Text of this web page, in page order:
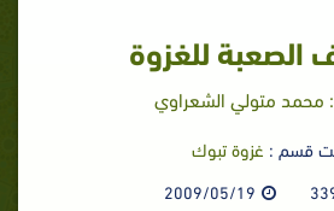
الصعبة للغزوة
: محمد متولي الشعراوي
قسم : غزوة تبوك
2009/05/19